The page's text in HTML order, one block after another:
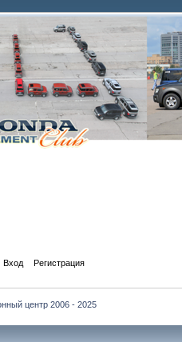
Вход Регистрация
центр 2006 - 2025